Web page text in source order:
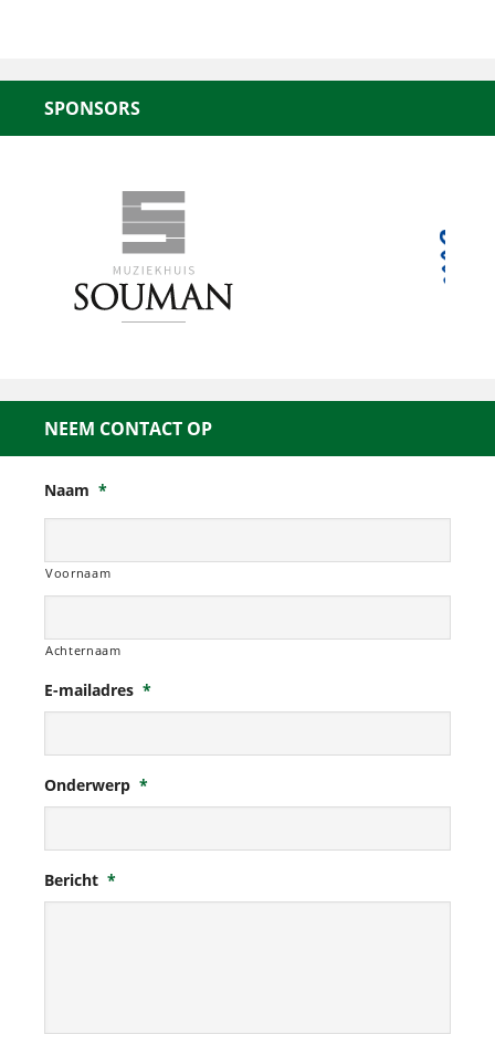
SPONSORS
NEEM CONTACT OP
Naam *
Voornaam
Achternaam
E-mailadres *
Onderwerp *
Bericht *